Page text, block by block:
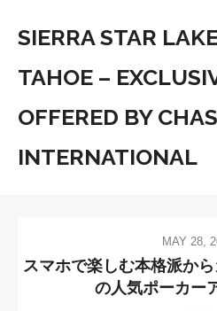
SIERRA STAR
TAHOE –
OFFERED BY
INTERNATIONAL
MAY 28,
スマホで楽しむ本格派か
の人気ポーカー